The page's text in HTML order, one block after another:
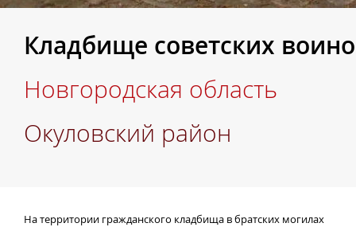
Кладбище советских
Новгородская область
Окуловский район
На территории гражданского кладбища в братских могилах